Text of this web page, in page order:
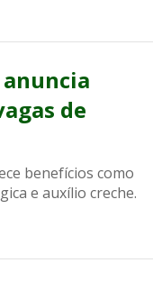
de
benefícios como
e auxílio creche.